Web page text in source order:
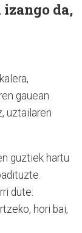
da,
gauean
uztailaren
guztiek hartu
dute:
hori bai,